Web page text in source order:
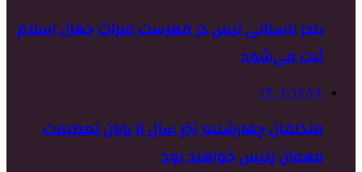
بندر باستانی تیس در فهرست میراث جهان اسلام
ثبت می‌شود
۱۴۰۲/۱۲/۲۶
متخلفان چهارشنبه آخر سال تا پایان تعطیلات
مهمان پلیس خواهند بود